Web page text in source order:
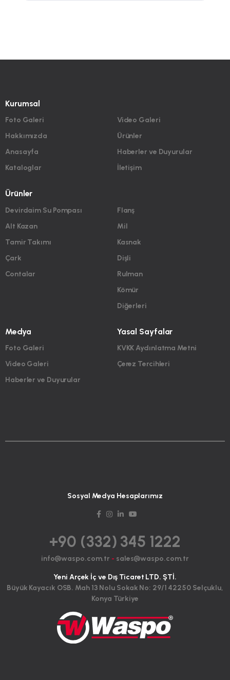
Kurumsal
Foto Galeri
Hakkımızda
Anasayfa
Kataloglar
Video Galeri
Ürünler
Haberler ve Duyurular
İletişim
Ürünler
Devirdaim Su Pompası
Alt Kazan
Tamir Takımı
Çark
Contalar
Flanş
Mil
Kasnak
Dişli
Rulman
Kömür
Diğerleri
Medya
Foto Galeri
Video Galeri
Haberler ve Duyurular
Yasal Sayfalar
KVKK Aydınlatma Metni
Çerez Tercihleri
Sosyal Medya Hesaplarımız
+90 (332) 345 1222
info@waspo.com.tr - sales@waspo.com.tr
Yeni Arçek İç ve Dış Ticaret LTD. ŞTİ.
Büyük Kayacık OSB. Mah 13 Nolu Sokak No: 29/1 42250 Selçuklu,
Konya Türkiye